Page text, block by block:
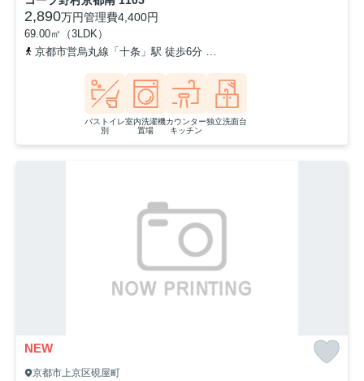
2,890万円管理費4,400円
69.00㎡（3LDK）
京都市営烏丸線「十条」駅 徒歩6分
バストイレ
別
室内洗濯機
置場
カウンター
キッチン
独立洗面台
NEW
京都市上京区硯屋町